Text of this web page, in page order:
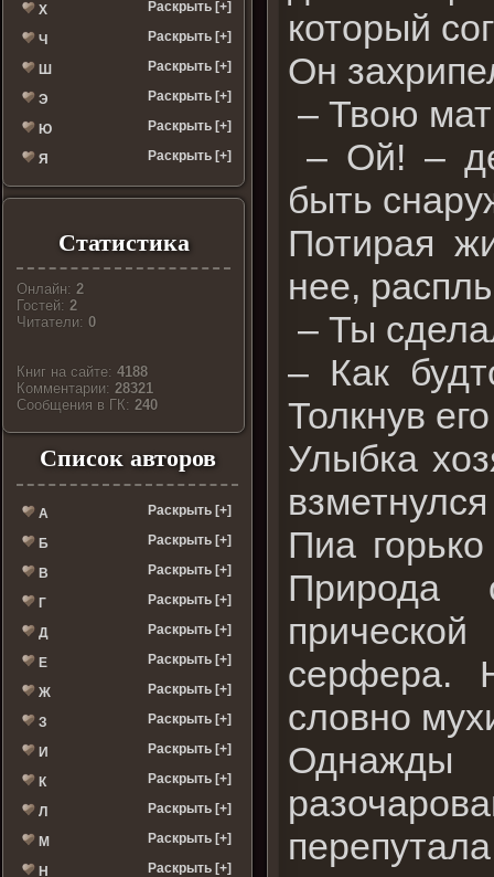
Х Раскрыть [+]
Ч Раскрыть [+]
Ш Раскрыть [+]
Э Раскрыть [+]
Ю Раскрыть [+]
Я Раскрыть [+]
Статистика
Онлайн:2
Гостей:2
Читатели:0
Книг на сайте:4188
Комментарии:28321
Cообщения в ГК:240
Список авторов
А Раскрыть [+]
Б Раскрыть [+]
В Раскрыть [+]
Г Раскрыть [+]
Д Раскрыть [+]
Е Раскрыть [+]
Ж Раскрыть [+]
З Раскрыть [+]
И Раскрыть [+]
К Раскрыть [+]
Л Раскрыть [+]
М Раскрыть [+]
Н Раскрыть [+]
который
Он
– Твою
– Ой! –
быть
Потирая
нее,
– Ты
– Как
Толкнув
Улыбка
Пиа
Природа
серфера.
словно
Однажды